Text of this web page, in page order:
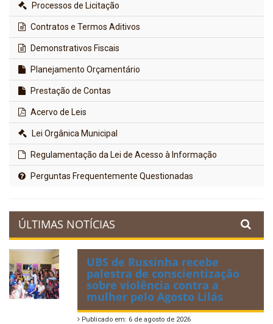
Processos de Licitação
Contratos e Termos Aditivos
Demonstrativos Fiscais
Planejamento Orçamentário
Prestação de Contas
Acervo de Leis
Lei Orgânica Municipal
Regulamentação da Lei de Acesso à Informação
Perguntas Frequentemente Questionadas
ÚLTIMAS NOTÍCIAS
UBS de Russinha recebe
palestra de conscientização
sobre violência contra a
mulher pelo Agosto Lilás
Publicado em: 6 de agosto de 2026